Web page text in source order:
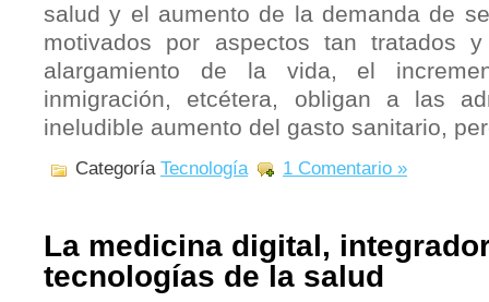
salud y el aumento de la demanda de
motivados por aspectos tan tratados
alargamiento de la vida, el
inmigración, etcétera, obligan a las
ineludible aumento del gasto sanitario,
Categoría Tecnología 1 Comentario »
La medicina digital,
tecnologías de la salud